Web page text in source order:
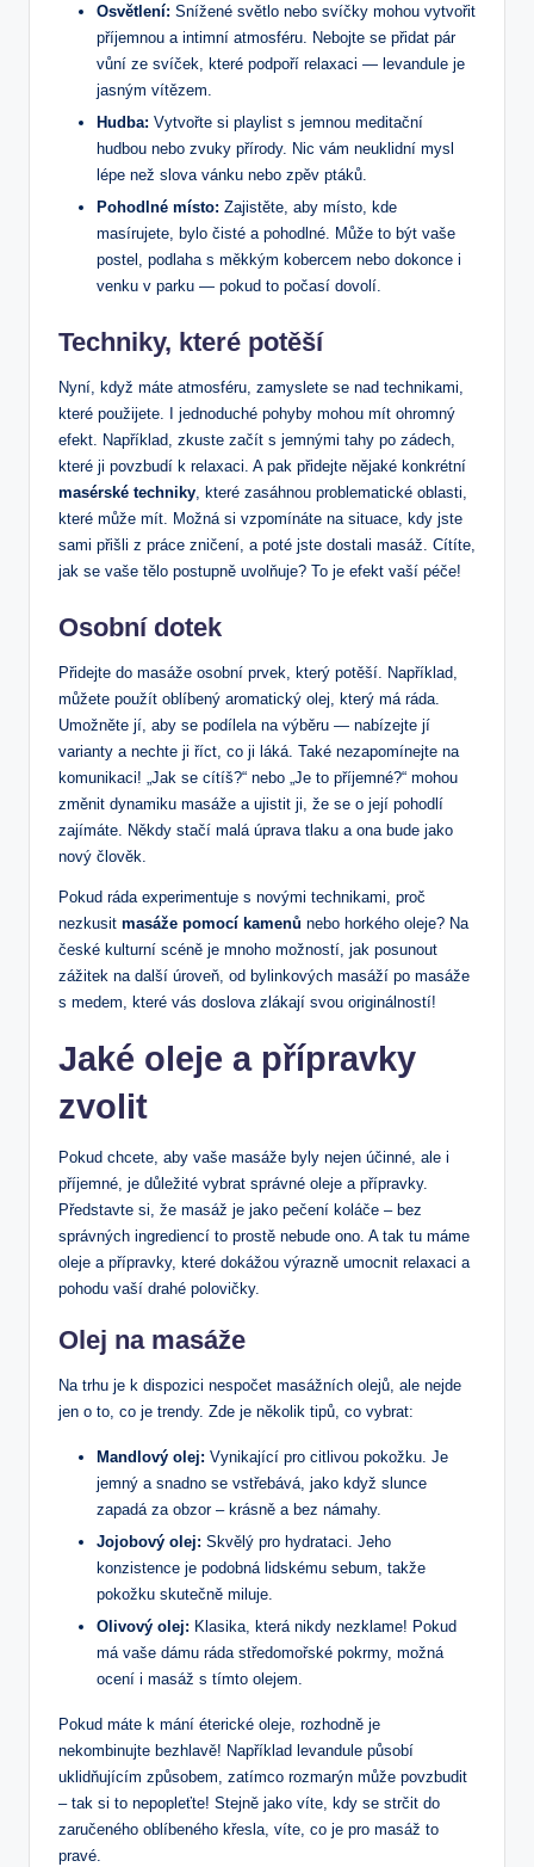
Osvětlení: Snížené světlo nebo svíčky mohou vytvořit
příjemnou a ​intimní atmosféru. Nebojte se přidat pár
vůní ze svíček, které podpoří relaxaci — levandule ⁢je
⁢jasným vítězem.
Hudba: Vytvořte si playlist s jemnou meditační
hudbou nebo ​zvuky přírody. Nic vám neuklidní mysl
lépe než slova ‍vánku⁤ nebo zpěv ptáků.
Pohodlné místo: ‌Zajistěte, aby místo, kde
masírujete, bylo čisté a pohodlné. Může to být vaše
postel, podlaha s‌ měkkým kobercem nebo dokonce i‌
venku v ⁣parku — pokud to počasí dovolí.
Techniky, které potěší
Nyní, když máte atmosféru, ​zamyslete se nad technikami,
které použijete. I jednoduché pohyby mohou mít ohromný
efekt. Například, zkuste začít‍ s‍ jemnými tahy po zádech,
které⁢ ji povzbudí k⁢ relaxaci. A pak ⁢přidejte⁣ nějaké konkrétní ⁣
masérské⁢ techniky,‍ které zasáhnou ​problematické oblasti,
které může ⁤mít. Možná si‍ vzpomínáte na situace, kdy ⁤jste
sami přišli z práce⁣ zničení, a poté jste dostali masáž. Cítíte,
jak se vaše tělo postupně uvolňuje? To je‍ efekt vaší péče!
Osobní dotek
Přidejte do masáže osobní prvek, který potěší. Například,
můžete použít oblíbený aromatický olej,​ který má ráda.
Umožněte jí, aby se podílela ‌na‍ výběru — nabízejte jí
varianty ​a⁤ nechte ji ‌říct, co ji láká. Také nezapomínejte na⁣
komunikaci! „Jak se cítíš?“ nebo „Je to příjemné?“ mohou
změnit dynamiku masáže a ujistit ⁢ji, že​ se o ⁤její ⁣pohodlí
zajímáte. Někdy ‍stačí malá úprava tlaku ​a ona bude jako
nový člověk.
Pokud ráda experimentuje s novými technikami, proč
nezkusit masáže pomocí kamenů nebo horkého oleje? Na
české kulturní scéně je mnoho možností, jak posunout
zážitek ⁣na ⁢další⁢ úroveň, ⁣od bylinkových masáží po masáže
s medem, ⁢které vás doslova⁤ zlákají svou originálností!
Jaké oleje a přípravky
zvolit
Pokud chcete, aby vaše masáže byly nejen účinné, ale i
příjemné, ​je ⁣důležité vybrat správné oleje a přípravky.
⁢Představte si, že masáž je jako pečení koláče – bez
správných‍ ingrediencí to prostě nebude ono. ​A tak tu máme
oleje a přípravky, které dokážou výrazně umocnit relaxaci ‍a
pohodu‍ vaší ​drahé‌ polovičky.
Olej na masáže
Na trhu je‍ k dispozici ‌nespočet masážních olejů, ale nejde
⁤jen o ⁣to, co je trendy. Zde je několik tipů, co vybrat:
Mandlový olej: Vynikající ‌pro citlivou‌ pokožku.‌ Je
jemný a snadno se vstřebává, jako když slunce
zapadá za obzor​ – krásně a bez námahy.
Jojobový olej: Skvělý pro hydrataci. Jeho
konzistence je podobná lidskému sebum, takže
pokožku skutečně ⁣miluje.
Olivový olej: Klasika, která⁤ nikdy nezklame!⁤ Pokud
má vaše dámu ​ráda⁣ středomořské pokrmy, možná
ocení⁣ i masáž s tímto olejem.
Pokud⁤ máte k mání éterické oleje, rozhodně je
nekombinujte bezhlavě! Například levandule působí
uklidňujícím způsobem,​ zatímco ⁤rozmarýn⁤ může povzbudit
– tak si to nepopleťte! Stejně jako​ víte, kdy se ⁢strčit do
zaručeného oblíbeného⁢ křesla, ⁤víte, co je pro masáž to
pravé.